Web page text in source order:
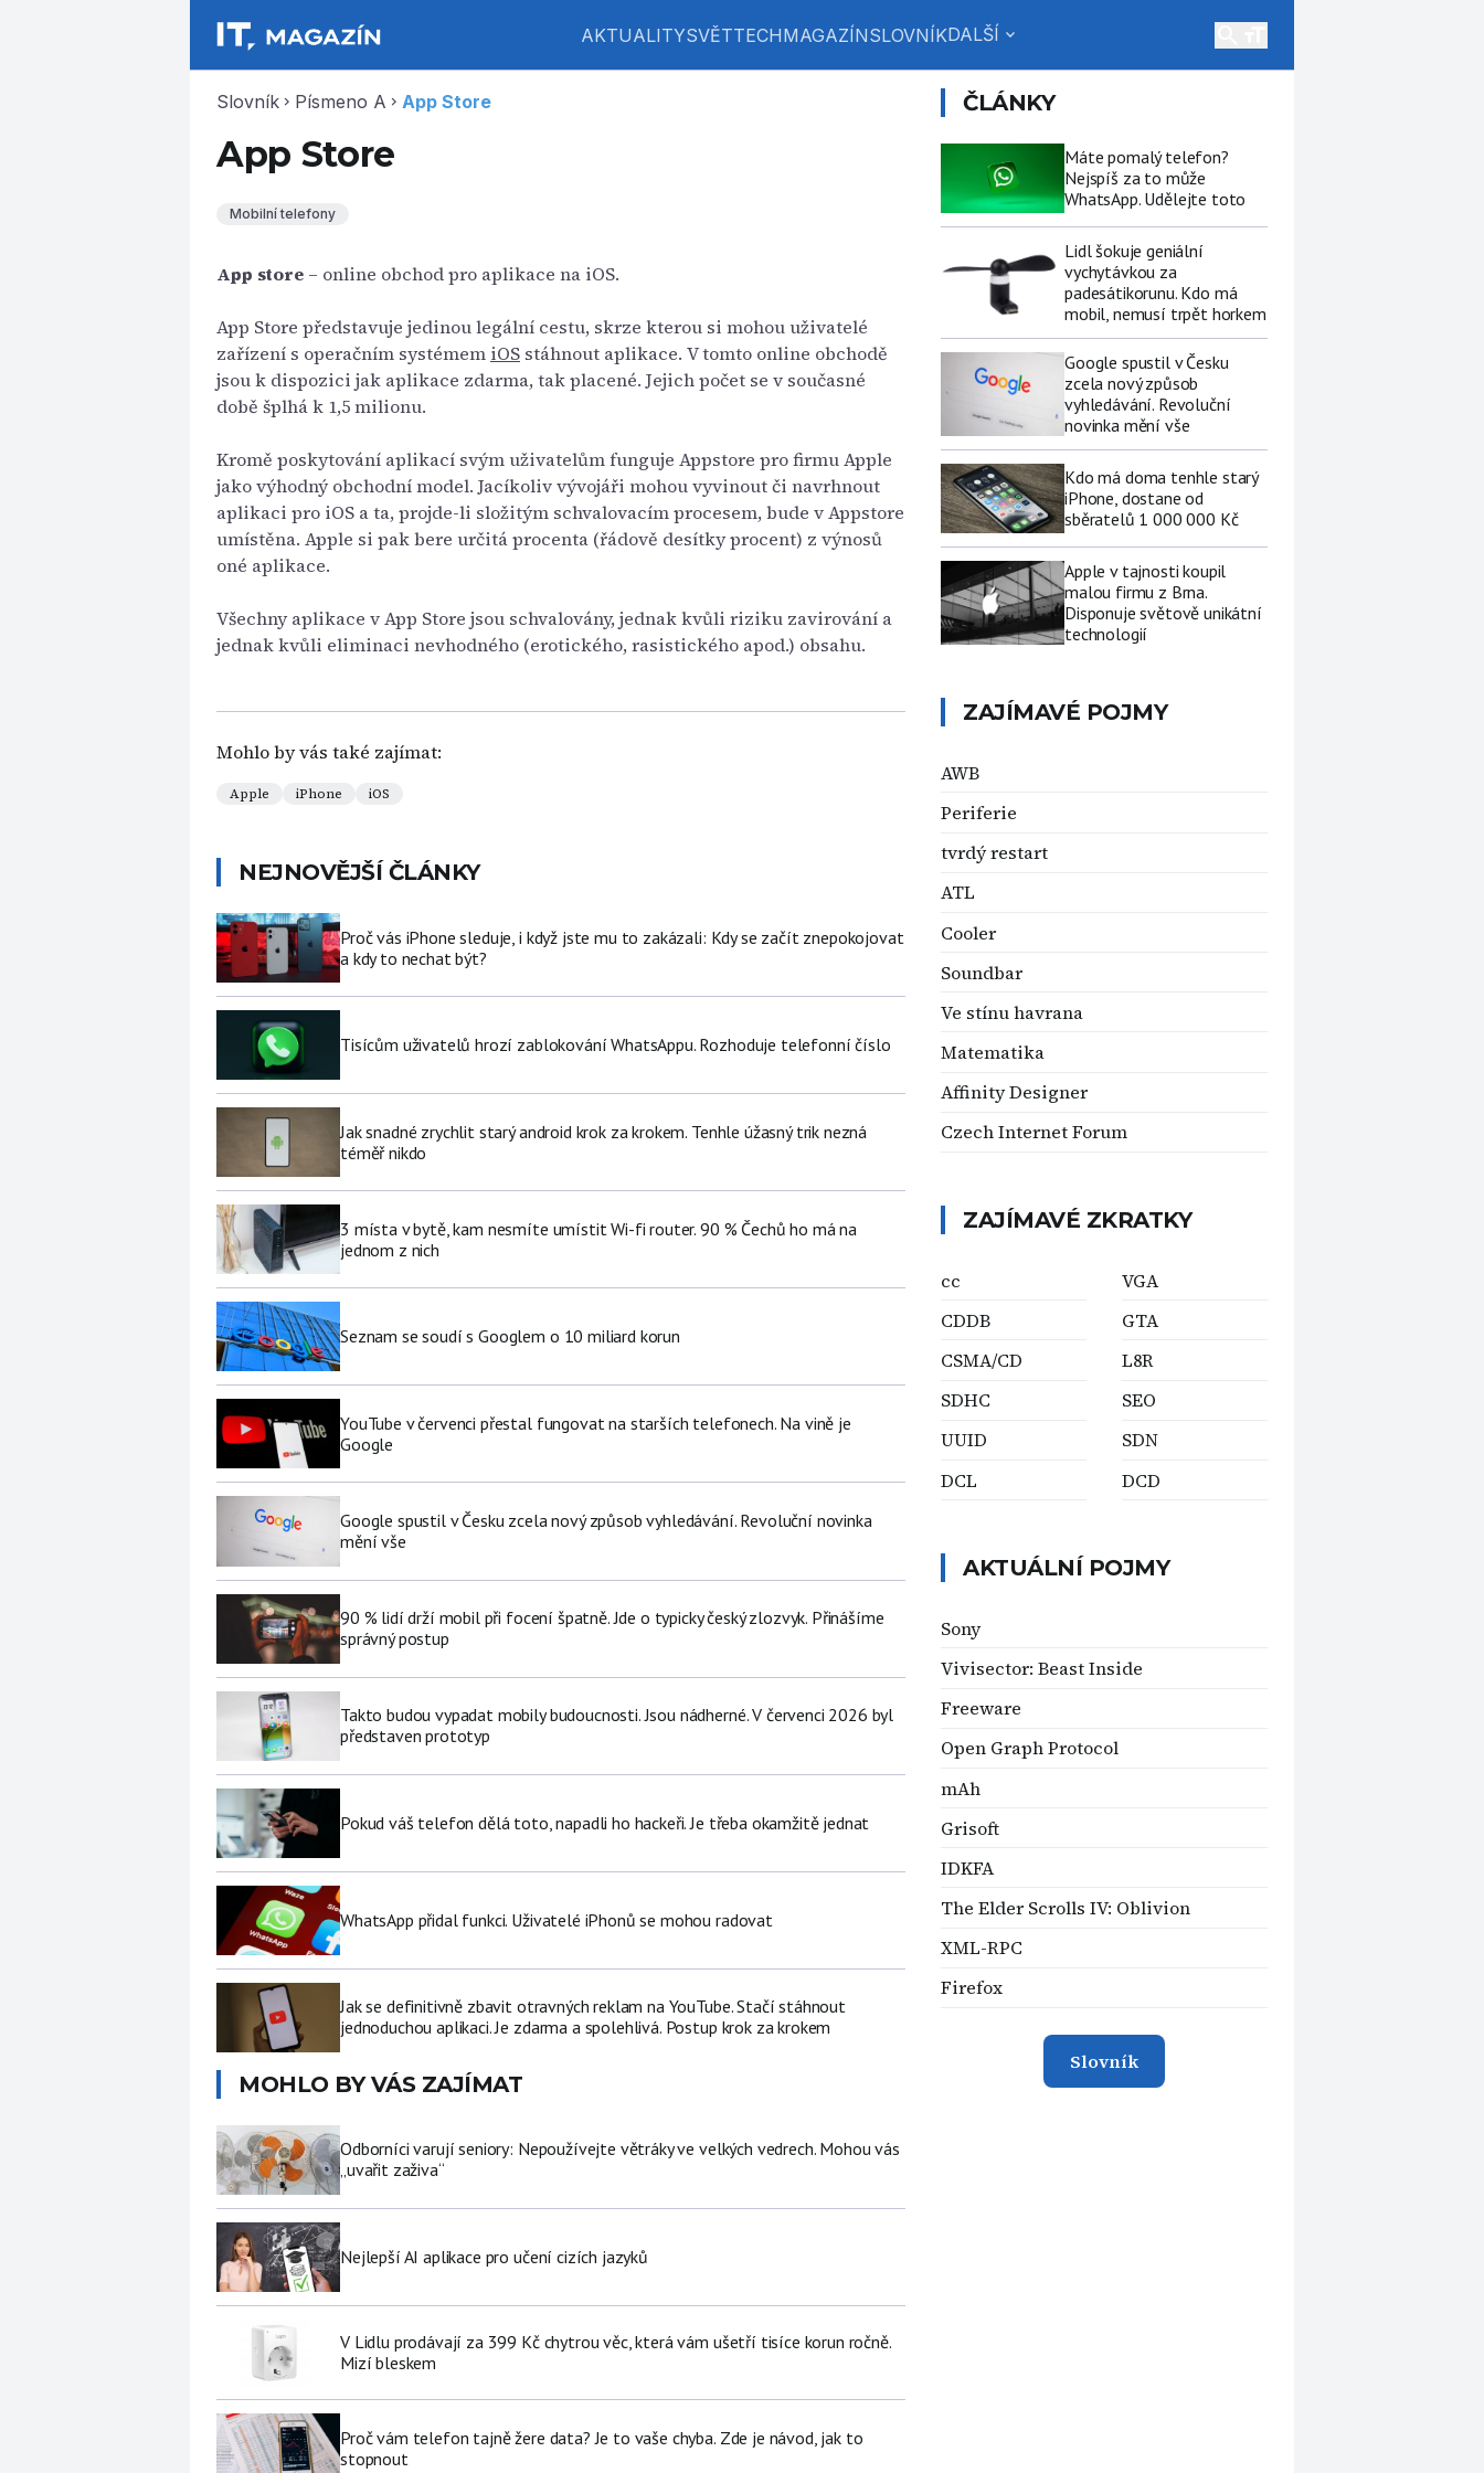
AKTUALITYSVĚTTECHMAGAZÍNSLOVNÍKDALŠÍ expand_more
Slovník chevron_right Písmeno A chevron_right App Store
App Store
Mobilní telefony
App store – online obchod pro aplikace na iOS.
App Store představuje jedinou legální cestu, skrze kterou si mohou uživatelé
zařízení s operačním systémem iOS stáhnout aplikace. V tomto online obchodě
jsou k dispozici jak aplikace zdarma, tak placené. Jejich počet se v současné
době šplhá k 1,5 milionu.
Kromě poskytování aplikací svým uživatelům funguje Appstore pro firmu Apple
jako výhodný obchodní model. Jacíkoliv vývojáři mohou vyvinout či navrhnout
aplikaci pro iOS a ta, projde-li složitým schvalovacím procesem, bude v Appstore
umístěna. Apple si pak bere určitá procenta (řádově desítky procent) z výnosů
oné aplikace.
Všechny aplikace v App Store jsou schvalovány, jednak kvůli riziku zavirování a
jednak kvůli eliminaci nevhodného (erotického, rasistického apod.) obsahu.
Mohlo by vás také zajímat:
Apple iPhone iOS
NEJNOVĚJŠÍ ČLÁNKY
Proč vás iPhone sleduje, i když jste mu to zakázali: Kdy se začít znepokojovat
a kdy to nechat být?
Tisícům uživatelů hrozí zablokování WhatsAppu. Rozhoduje telefonní číslo
Jak snadné zrychlit starý android krok za krokem. Tenhle úžasný trik nezná
téměř nikdo
3 místa v bytě, kam nesmíte umístit Wi-fi router. 90 % Čechů ho má na
jednom z nich
Seznam se soudí s Googlem o 10 miliard korun
YouTube v červenci přestal fungovat na starších telefonech. Na vině je
Google
Google spustil v Česku zcela nový způsob vyhledávání. Revoluční novinka
mění vše
90 % lidí drží mobil při focení špatně. Jde o typicky český zlozvyk. Přinášíme
správný postup
Takto budou vypadat mobily budoucnosti. Jsou nádherné. V červenci 2026 byl
představen prototyp
Pokud váš telefon dělá toto, napadli ho hackeři. Je třeba okamžitě jednat
WhatsApp přidal funkci. Uživatelé iPhonů se mohou radovat
Jak se definitivně zbavit otravných reklam na YouTube. Stačí stáhnout
jednoduchou aplikaci. Je zdarma a spolehlivá. Postup krok za krokem
MOHLO BY VÁS ZAJÍMAT
Odborníci varují seniory: Nepoužívejte větráky ve velkých vedrech. Mohou vás
„uvařit zaživa“
Nejlepší AI aplikace pro učení cizích jazyků
V Lidlu prodávají za 399 Kč chytrou věc, která vám ušetří tisíce korun ročně.
Mizí bleskem
Proč vám telefon tajně žere data? Je to vaše chyba. Zde je návod, jak to
stopnout
ČLÁNKY
Máte pomalý telefon?
Nejspíš za to může
WhatsApp. Udělejte toto
Lidl šokuje geniální
vychytávkou za
padesátikorunu. Kdo má
mobil, nemusí trpět horkem
Google spustil v Česku
zcela nový způsob
vyhledávání. Revoluční
novinka mění vše
Kdo má doma tenhle starý
iPhone, dostane od
sběratelů 1 000 000 Kč
Apple v tajnosti koupil
malou firmu z Brna.
Disponuje světově unikátní
technologií
ZAJÍMAVÉ POJMY
AWB
Periferie
tvrdý restart
ATL
Cooler
Soundbar
Ve stínu havrana
Matematika
Affinity Designer
Czech Internet Forum
ZAJÍMAVÉ ZKRATKY
cc
CDDB
CSMA/CD
SDHC
UUID
DCL
VGA
GTA
L8R
SEO
SDN
DCD
AKTUÁLNÍ POJMY
Sony
Vivisector: Beast Inside
Freeware
Open Graph Protocol
mAh
Grisoft
IDKFA
The Elder Scrolls IV: Oblivion
XML-RPC
Firefox
Slovník